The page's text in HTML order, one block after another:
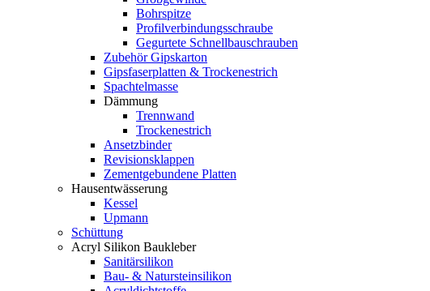
Bohrspitze
Profilverbindungsschraube
Gegurtete Schnellbauschrauben
Zubehör Gipskarton
Gipsfaserplatten & Trockenestrich
Spachtelmasse
Dämmung
Trennwand
Trockenestrich
Ansetzbinder
Revisionsklappen
Zementgebundene Platten
Hausentwässerung
Kessel
Upmann
Schüttung
Acryl Silikon Baukleber
Sanitärsilikon
Bau- & Natursteinsilikon